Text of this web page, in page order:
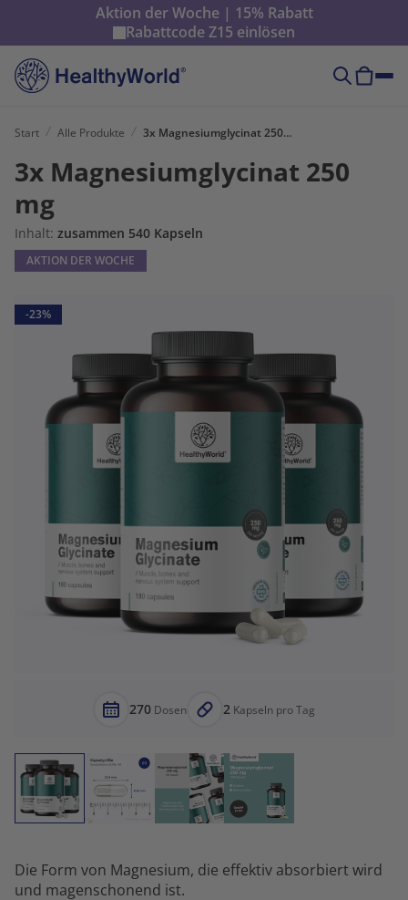
Aktion der Woche | 15% Rabatt
RabattcodeZ15 einlösen
Start Alle Produkte 3x Magnesiumglycinat 250 mg
3x Magnesiumglycinat 250
mg
Inhalt: zusammen 540 Kapseln
AKTION DER WOCHE
-23%
270 Dosen 2 Kapseln pro Tag
Die Form von Magnesium, die effektiv absorbiert wird
und magenschonend ist.